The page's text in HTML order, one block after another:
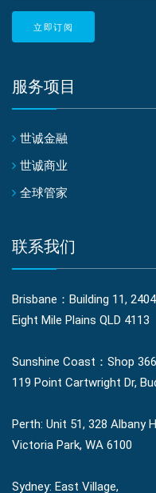
立即订阅
服务项目
世诚金融
世诚商业
全球管家
联系我们
Brisbane：Building 11,
Eight Mile Plains QLD 4113
Sunshine Coast：Shop
119 Point Cartwright Dr,
Perth: Unit 51, 328 Albany
Victoria Park, WA 6100
Sydney: East Village,